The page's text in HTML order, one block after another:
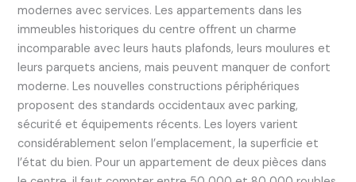
modernes avec services. Les appartements dans les
immeubles historiques du centre offrent un charme
incomparable avec leurs hauts plafonds, leurs moulures et
leurs parquets anciens, mais peuvent manquer de confort
moderne. Les nouvelles constructions périphériques
proposent des standards occidentaux avec parking,
sécurité et équipements récents. Les loyers varient
considérablement selon l’emplacement, la superficie et
l’état du bien. Pour un appartement de deux pièces dans